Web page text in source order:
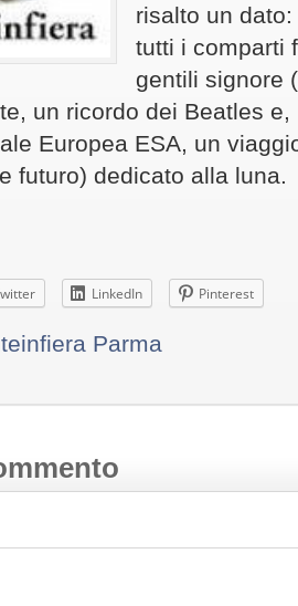
risalto un
tutti i comparti
gentili signore
un ricordo dei Beatles
Europea ESA, un
futuro) dedicato alla luna.
LinkedIn Pinterest
Parma